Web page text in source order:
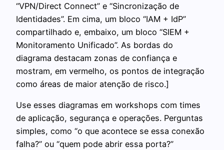
“VPN/Direct Connect” e “Sincronização de
Identidades”. Em cima, um bloco “IAM + IdP”
compartilhado e, embaixo, um bloco “SIEM +
Monitoramento Unificado”. As bordas do
diagrama destacam zonas de confiança e
mostram, em vermelho, os pontos de integração
como áreas de maior atenção de risco.]
Use esses diagramas em workshops com times
de aplicação, segurança e operações. Perguntas
simples, como “o que acontece se essa conexão
falha?” ou “quem pode abrir essa porta?”